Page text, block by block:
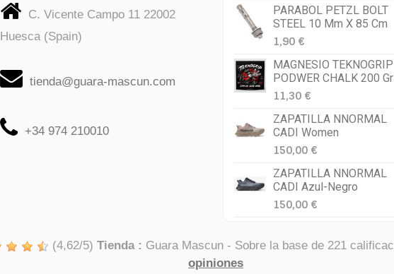
C. Vicente Campo 11 22002
Huesca (Spain)
tienda@guara-mascun.com
+34 974 210010
PARABOL PETZL BOLT
STEEL 10 Mm X 85 Cm
1,90 €
MAGNESIO TEKNOGRIP
PODWER CHALK 200
11,30 €
ZAPATILLA NNORMAL
CADI Women
150,00 €
ZAPATILLA NNORMAL
CADI Azul-Negro
150,00 €
(4,62/5) Tienda : Guara Mascun- Sobre la base de 221
opiniones